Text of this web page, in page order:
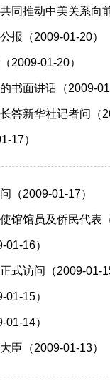
同推动中美关系向
报（2009-01-20）
2009-01-20）
书面讲话（2009-
新华社记者问（
17）
（2009-01-17）
馆馆员及侨民代表
16）
式访问（2009-01-
15）
14）
臣（2009-01-13）